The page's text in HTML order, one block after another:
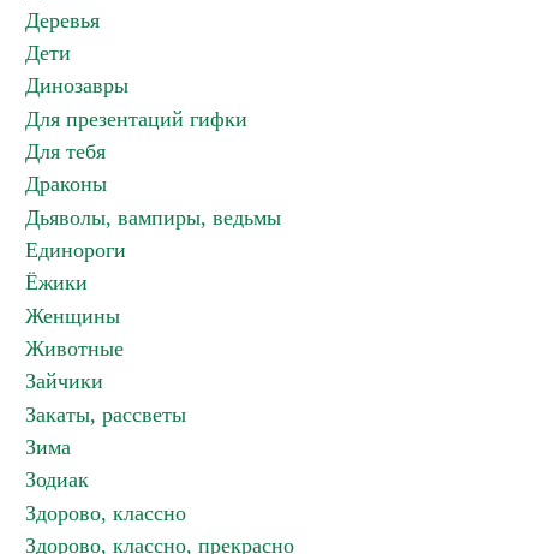
Деревья
Дети
Динозавры
Для презентаций гифки
Для тебя
Драконы
Дьяволы, вампиры, ведьмы
Единороги
Ёжики
Женщины
Животные
Зайчики
Закаты, рассветы
Зима
Зодиак
Здорово, классно
Здорово, классно, прекрасно